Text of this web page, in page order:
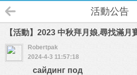
活動公告
【活動】2023 中秋拜月娘,尋找滿月
Robertpak
2024-4-3 11:57:18
сайдинг под